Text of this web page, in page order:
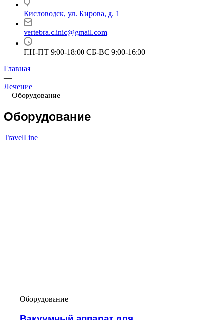
Кисловодск, ул. Кирова, д. 1
vertebra.clinic@gmail.com
ПН-ПТ 9:00-18:00 СБ-ВС 9:00-16:00
Главная
—
Лечение
—Оборудование
Оборудование
TravelLine
Оборудование